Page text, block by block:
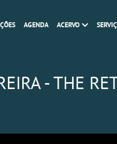
AGENDA ACERVO
- THE